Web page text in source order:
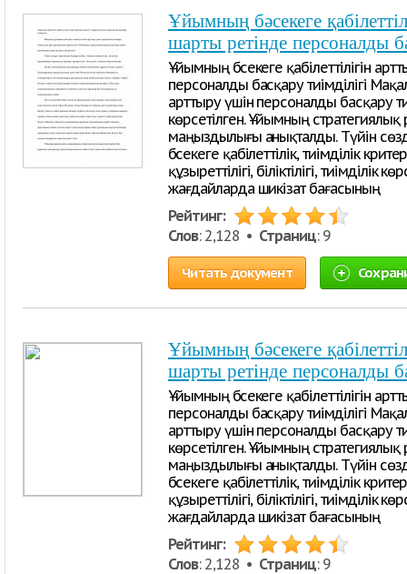
Ұйымның бәсекеге
шарты ретінде персоналды
Ұйымның бәсекеге қабілеттілігін
персоналды басқару тиімділігі
арттыру үшін персоналды басқару
көрсетілген. Ұйымның
маңыздылығы анықталды. Түйін
бәсекеге қабілеттілік, тиімділік
құзыреттілігі, біліктілігі, тиімділік
жағдайларда шикізат бағасының
Рейтинг:
Слов: 2,128 • Страниц: 9
Читать документ
Ұйымның бәсекеге
шарты ретінде персоналды
Ұйымның бәсекеге қабілеттілігін
персоналды басқару тиімділігі
арттыру үшін персоналды басқару
көрсетілген. Ұйымның
маңыздылығы анықталды. Түйін
бәсекеге қабілеттілік, тиімділік
құзыреттілігі, біліктілігі, тиімділік
жағдайларда шикізат бағасының
Рейтинг:
Слов: 2,128 • Страниц: 9